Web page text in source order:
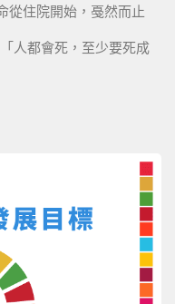
從住院開始，戞然而止
人都會死，至少要死成